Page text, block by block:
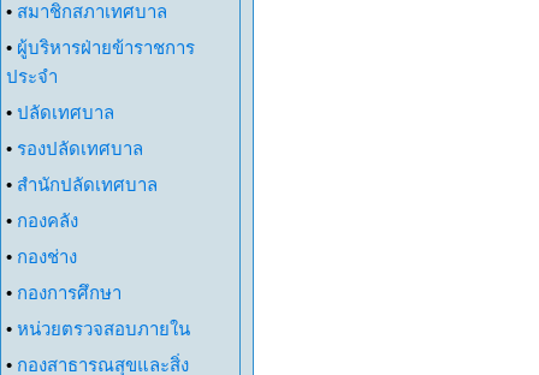
• สมาชิกสภาเทศบาล
• ผู้บริหารฝ่ายข้าราชการ
ประจำ
• ปลัดเทศบาล
• รองปลัดเทศบาล
• สำนักปลัดเทศบาล
• กองคลัง
• กองช่าง
• กองการศึกษา
• หน่วยตรวจสอบภายใน
• กองสาธารณสุขและสิ่ง